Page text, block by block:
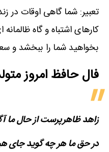
تعبیر: شما گاهی اوقات در
کارهای اشتباه و گاه
بخواهید شما را ببخشد و
فال حافظ امروز
زاهد ظاهرپرست از حال ما
در حق ما هر چه گوید جای